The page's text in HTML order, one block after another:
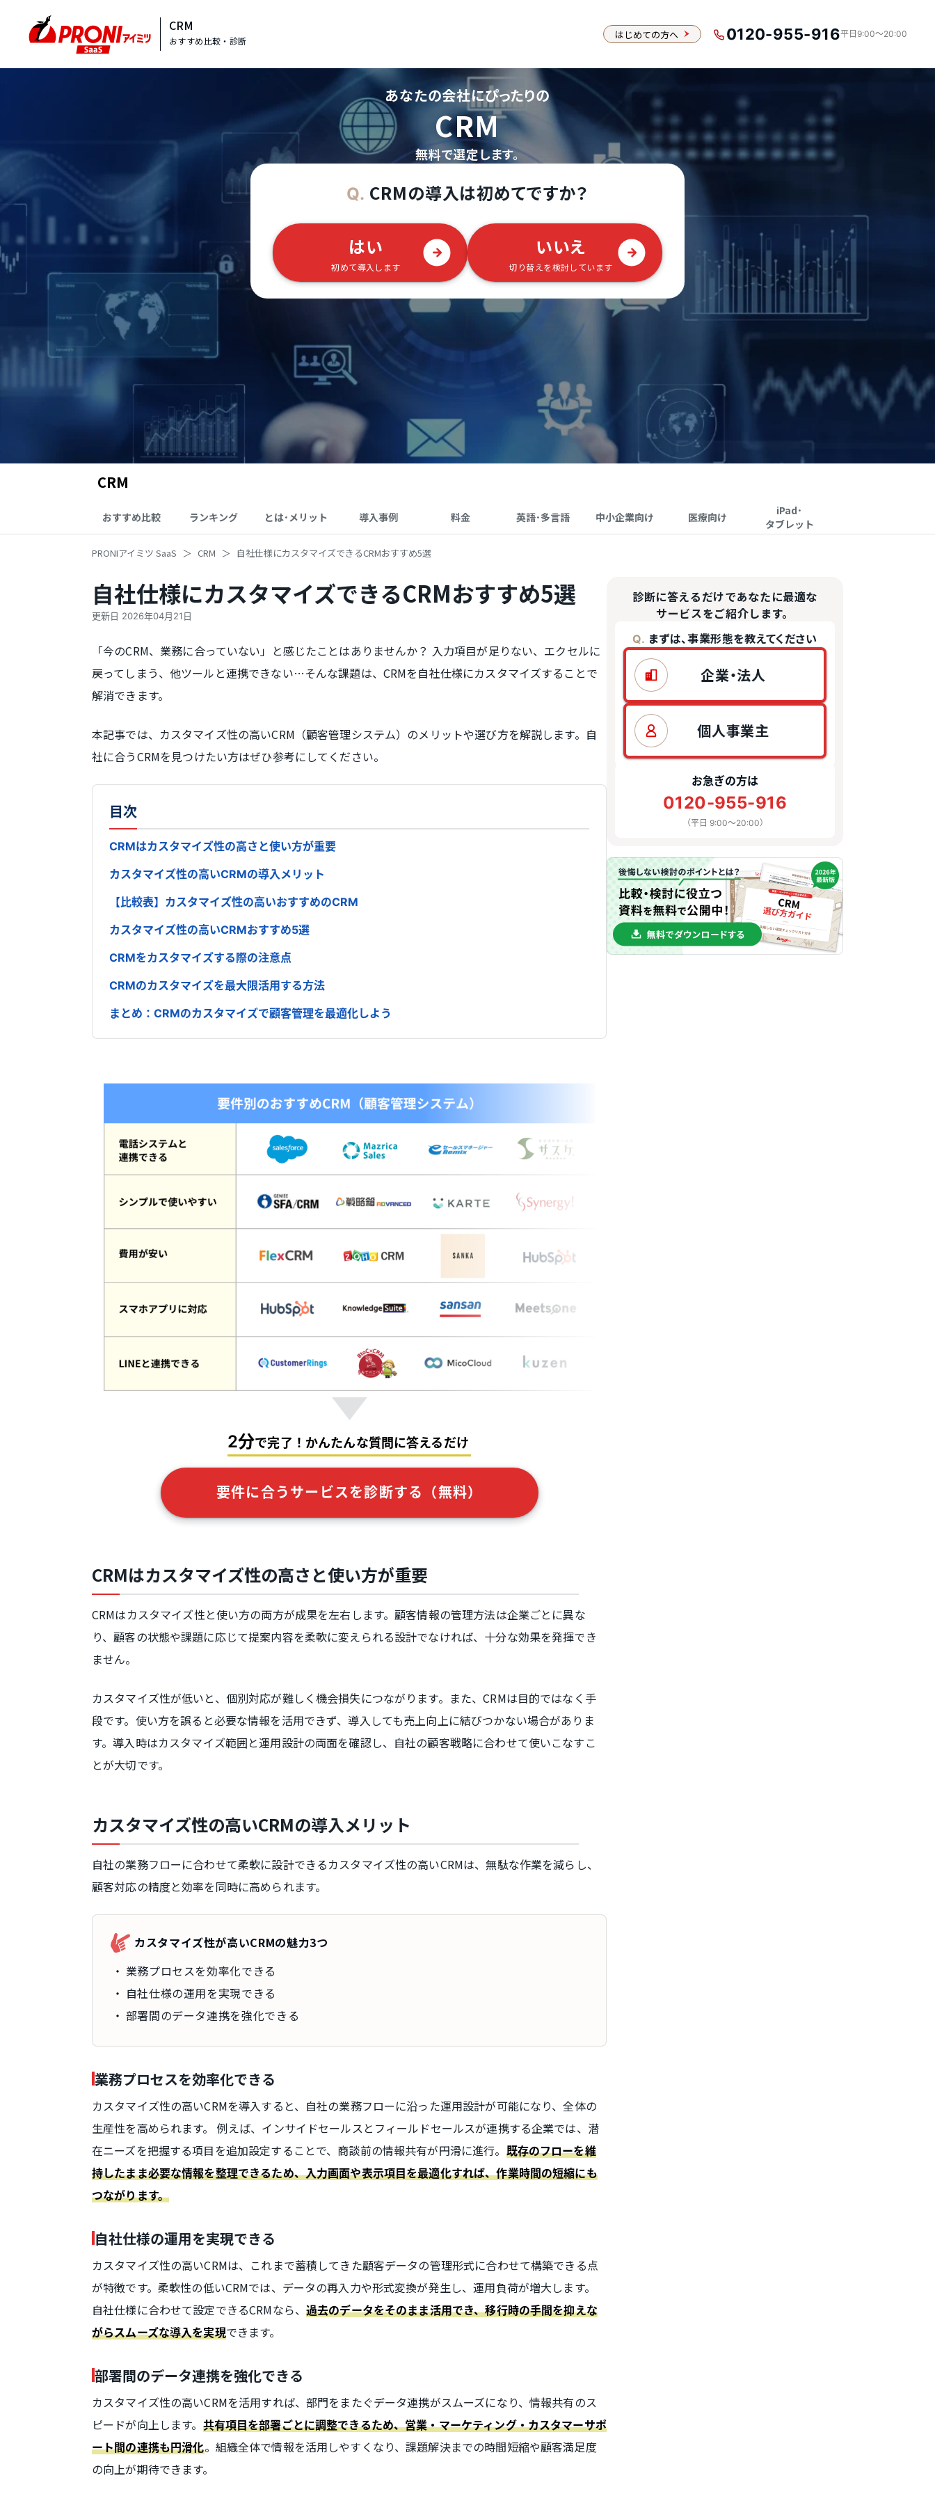
CRM
おすすめ比較・診断 はじめての方へ 0120-955-916平日9:00〜20:00
あなたの会社にぴったりの
CRM
無料で選定します。
Q. CRMの導入は初めてですか？
はい
初めて導入します
いいえ
切り替えを検討しています
CRM
おすすめ比較 ランキング とは･メリット 導入事例 料金 英語･多言語 中小企業向け 医療向け
iPad･
タブレット
PRONIアイミツ SaaS CRM 自社仕様にカスタマイズできるCRMおすすめ5選
自社仕様にカスタマイズできるCRMおすすめ5選
更新日 2026年04月21日
「今のCRM、業務に合っていない」と感じたことはありませんか？ 入力項目が足りない、エクセルに
戻ってしまう、他ツールと連携できない…そんな課題は、CRMを自社仕様にカスタマイズすることで
解消できます。
本記事では、カスタマイズ性の高いCRM（顧客管理システム）のメリットや選び方を解説します。自
社に合うCRMを見つけたい方はぜひ参考にしてください。
目次
CRMはカスタマイズ性の高さと使い方が重要
カスタマイズ性の高いCRMの導入メリット
【比較表】カスタマイズ性の高いおすすめのCRM
カスタマイズ性の高いCRMおすすめ5選
CRMをカスタマイズする際の注意点
CRMのカスタマイズを最大限活用する方法
まとめ：CRMのカスタマイズで顧客管理を最適化しよう
2分で完了！かんたんな質問に答えるだけ
要件に合うサービスを診断する（無料）
CRMはカスタマイズ性の高さと使い方が重要
CRMはカスタマイズ性と使い方の両方が成果を左右します。顧客情報の管理方法は企業ごとに異な
り、顧客の状態や課題に応じて提案内容を柔軟に変えられる設計でなければ、十分な効果を発揮でき
ません。
カスタマイズ性が低いと、個別対応が難しく機会損失につながります。また、CRMは目的ではなく手
段です。使い方を誤ると必要な情報を活用できず、導入しても売上向上に結びつかない場合がありま
す。導入時はカスタマイズ範囲と運用設計の両面を確認し、自社の顧客戦略に合わせて使いこなすこ
とが大切です。
カスタマイズ性の高いCRMの導入メリット
自社の業務フローに合わせて柔軟に設計できるカスタマイズ性の高いCRMは、無駄な作業を減らし、
顧客対応の精度と効率を同時に高められます。
カスタマイズ性が高いCRMの魅力3つ
業務プロセスを効率化できる
自社仕様の運用を実現できる
部署間のデータ連携を強化できる
業務プロセスを効率化できる
カスタマイズ性の高いCRMを導入すると、自社の業務フローに沿った運用設計が可能になり、全体の
生産性を高められます。 例えば、インサイドセールスとフィールドセールスが連携する企業では、潜
在ニーズを把握する項目を追加設定することで、商談前の情報共有が円滑に進行。 既存のフローを維
持したまま必要な情報を整理できるため、入力画面や表示項目を最適化すれば、作業時間の短縮にも
つながります。
自社仕様の運用を実現できる
カスタマイズ性の高いCRMは、これまで蓄積してきた顧客データの管理形式に合わせて構築できる点
が特徴です。柔軟性の低いCRMでは、データの再入力や形式変換が発生し、運用負荷が増大します。
自社仕様に合わせて設定できるCRMなら、 過去のデータをそのまま活用でき、移行時の手間を抑えな
がらスムーズな導入を実現できます。
部署間のデータ連携を強化できる
カスタマイズ性の高いCRMを活用すれば、部門をまたぐデータ連携がスムーズになり、情報共有のス
ピードが向上します。 共有項目を部署ごとに調整できるため、営業・マーケティング・カスタマーサポ
ート間の連携も円滑化。組織全体で情報を活用しやすくなり、課題解決までの時間短縮や顧客満足度
の向上が期待できます。
診断に答えるだけであなたに最適な
サービスをご紹介します。
Q. まずは、事業形態を教えてください
企業・法人
個人事業主
お急ぎの方は
0120-955-916
（平日 9:00〜20:00）